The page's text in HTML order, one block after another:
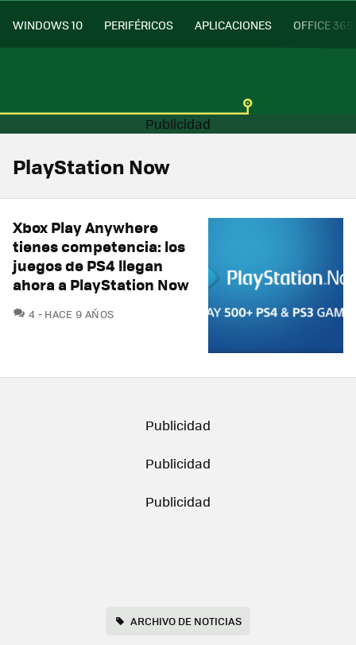
WINDOWS 10 PERIFÉRICOS APLICACIONES OFFICE 365
PlayStation Now
Xbox Play Anywhere
tienes competencia: los
juegos de PS4 llegan
ahora a PlayStation Now
4 COMENTARIOS
HACE 9 AÑOS
ARCHIVO DE NOTICIAS